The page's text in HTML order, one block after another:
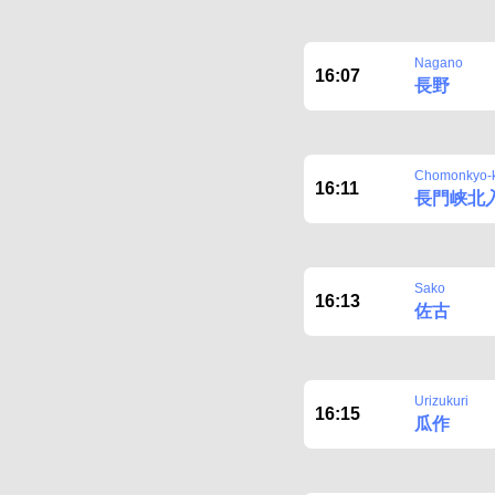
16:07
Nagano
長野
16:11
長門峡北
16:13
Sako
佐古
16:15
Urizukuri
瓜作